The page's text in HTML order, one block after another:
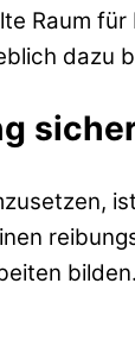
Raum
dazu